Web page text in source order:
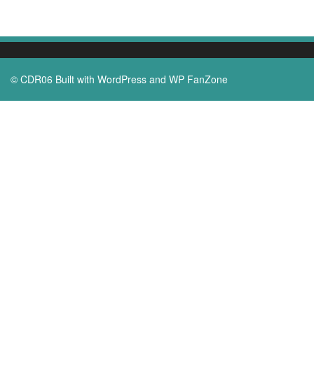
© CDR06 Built with WordPress and WP FanZone